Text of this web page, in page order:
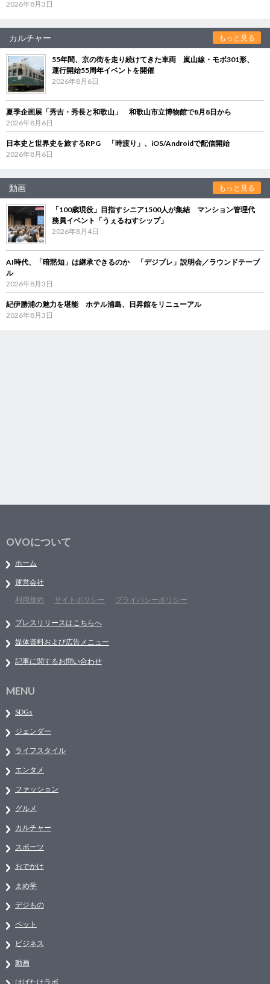
2026年8月3日
カルチャー もっと見る
55年間、京の街を走り続けてきた車両 嵐山線・モボ301形、
運行開始55周年イベントを開催
2026年8月6日
夏季企画展「秀吉・秀長と和歌山」 和歌山市立博物館で8月8日から
2026年8月6日
日本史と世界史を旅するRPG 「時渡り」、iOS/Androidで配信開始
2026年8月6日
動画 もっと見る
「100歳現役」目指すシニア1500人が集結 マンション管理代
務員イベント「うぇるねすシップ」
2026年8月4日
AI時代、「暗黙知」は継承できるのか 「デジブレ」説明会／ラウンドテーブ
ル
2026年8月3日
紀伊勝浦の魅力を堪能 ホテル浦島、日昇館をリニューアル
2026年8月3日
OVOについて
ホーム
運営会社
利用規約
サイトポリシー プライバシーポリシー
プレスリリースはこちらへ
媒体資料および広告メニュー
記事に関するお問い合わせ
MENU
SDGs
ジェンダー
ライフスタイル
エンタメ
ファッション
グルメ
カルチャー
スポーツ
おでかけ
まめ学
デジもの
ペット
ビジネス
動画
はばたけラボ